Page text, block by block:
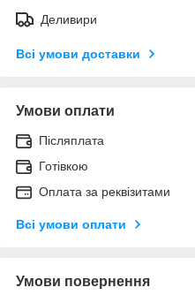
Деливири
Всі умови доставки
Умови оплати
Післяплата
Готівкою
Оплата за реквізитами
Всі умови оплати
Умови повернення